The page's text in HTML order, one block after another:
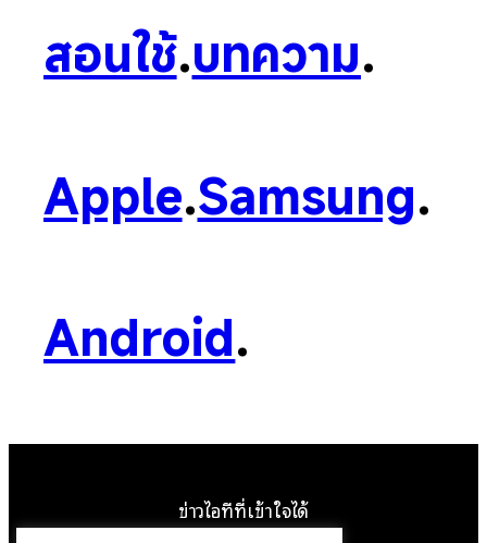
สอนใช้.บทความ.
Apple.Samsung.
Android.
ข่าวไอทีที่เข้าใจได้